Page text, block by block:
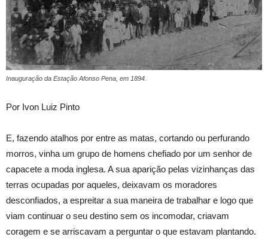
Inauguração da Estação Afonso Pena, em 1894.
Por Ivon Luiz Pinto
E, fazendo atalhos por entre as matas, cortando ou perfurando
morros, vinha um grupo de homens chefiado por um senhor de
capacete a moda inglesa. A sua aparição pelas vizinhanças das
terras ocupadas por aqueles, deixavam os moradores
desconfiados, a espreitar a sua maneira de trabalhar e logo que
viam continuar o seu destino sem os incomodar, criavam
coragem e se arriscavam a perguntar o que estavam plantando.